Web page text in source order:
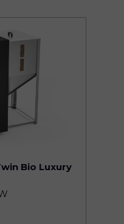
Bio Luxury